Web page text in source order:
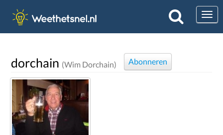
dorchain (Wim Dorchain) Abonneren